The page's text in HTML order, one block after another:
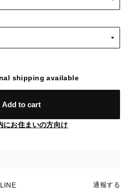
shipping available
Add to cart
にお住まいの方向け
LINE 通報する